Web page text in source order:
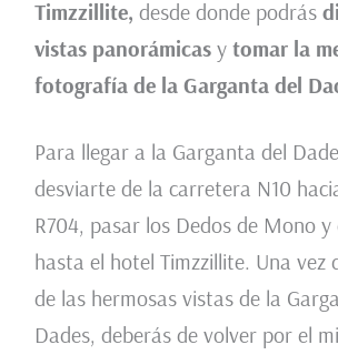
Timzzillite, desde donde podrás
vistas panorámicasy tomar la
fotografía de la Garganta del
Para llegar a la Garganta del
desviarte de la carretera N10
R704, pasar los Dedos de Mono
hasta el hotel Timzzillite. Una vez
de las hermosas vistas de la
Dades, deberás de volver por el